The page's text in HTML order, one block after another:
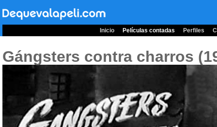
Inicio Películas contadas Perfiles
Gángsters contra charros